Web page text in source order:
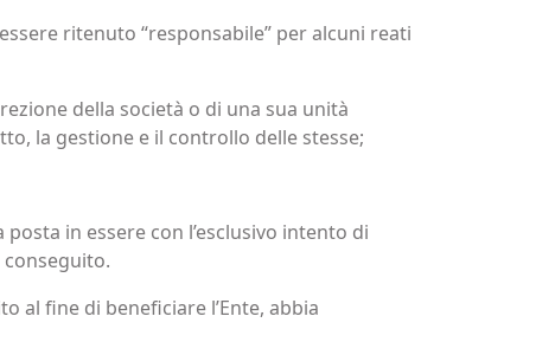
ritenuto “responsabile” per alcuni reati
della società o di una sua unità
la gestione e il controllo delle stesse;
in essere con l’esclusivo intento di
al fine di beneficiare l’Ente, abbia